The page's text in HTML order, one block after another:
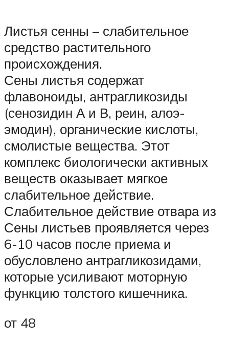
Листья сенны – слабительное
средство растительного
происхождения.
Сены листья содержат
флавоноиды, антрагликозиды
(сенозидин А и В, реин, алоэ-
эмодин), органические кислоты,
смолистые вещества. Этот
комплекс биологически активных
веществ оказывает мягкое
слабительное действие.
Слабительное действие отвара из
Сены листьев проявляется через
6-10 часов после приема и
обусловлено антрагликозидами,
которые усиливают моторную
функцию толстого кишечника.
от 48